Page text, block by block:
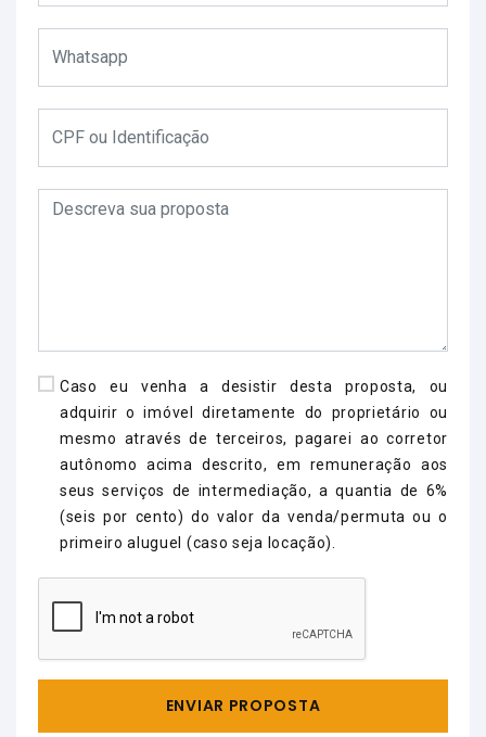
Caso eu venha a desistir desta proposta, ou
adquirir o imóvel diretamente do proprietário ou
mesmo através de terceiros, pagarei ao corretor
autônomo acima descrito, em remuneração aos
seus serviços de intermediação, a quantia de 6%
(seis por cento) do valor da venda/permuta ou o
primeiro aluguel (caso seja locação).
ENVIAR PROPOSTA